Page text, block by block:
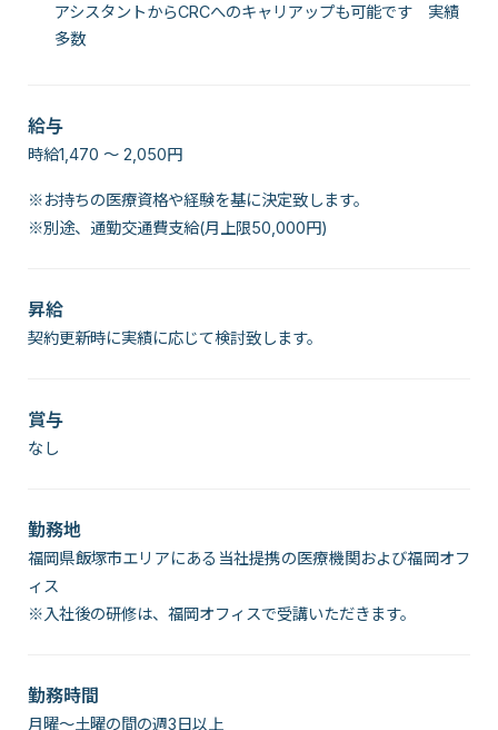
アシスタントからCRCへのキャリアップも可能です 実績
多数
給与
時給1,470 〜 2,050円
※お持ちの医療資格や経験を基に決定致します。
※別途、通勤交通費支給(月上限50,000円)
昇給
契約更新時に実績に応じて検討致します。
賞与
なし
勤務地
福岡県飯塚市エリアにある当社提携の医療機関および福岡オフ
ィス
※入社後の研修は、福岡オフィスで受講いただきます。
勤務時間
月曜～土曜の間の週3日以上